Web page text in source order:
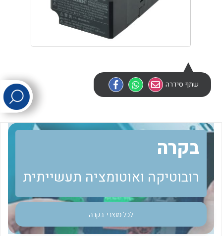
לכל מוצרי היצרן
לכל מוצרי היצרן לכל מוצרי היצרן
לכל מוצרי היצרן לכל מוצרי היצרן
שתף סידרה
בקרה
רובוטיקה ואוטומציה תעשייתית
לכל מוצרי בקרה